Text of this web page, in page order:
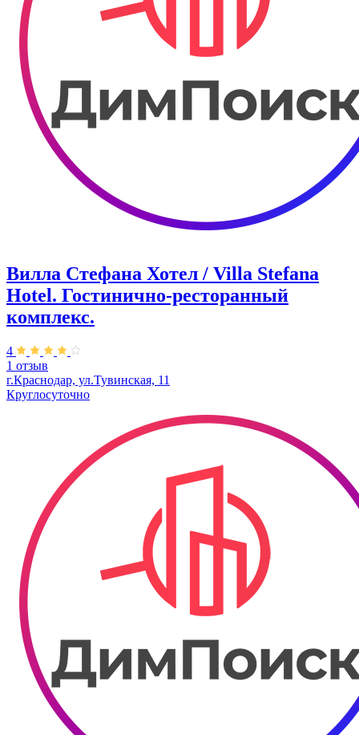
Вилла Стефана Хотел / Villa Stefana
Hotel. Гостинично-ресторанный
комплекс.
4
1 отзыв
г.Краснодар, ул.Тувинская, 11
Круглосуточно